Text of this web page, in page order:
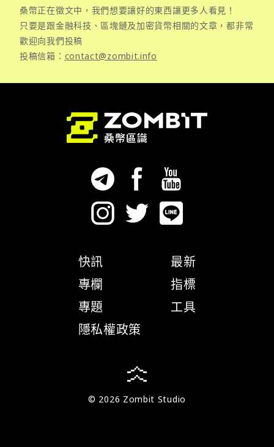
桑幣正在徵文中，我們想要讓好的東西讓更多人看見！
只要是跟金融科技、區塊鏈及加密貨幣相關的文章，都非常
歡迎向我們投稿
投稿信箱： contact@zombit.info
快訊
專欄
專題
隱私權政策
最新
指標
工具
© 2026 Zombit Studio